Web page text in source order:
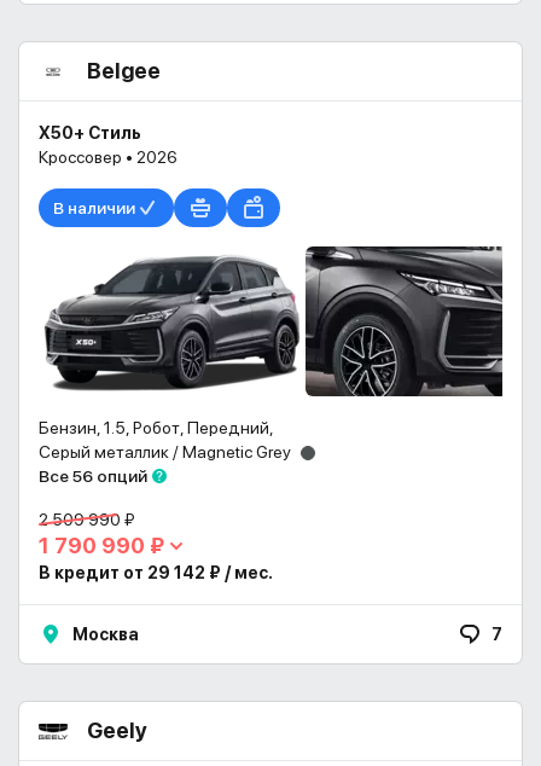
Belgee
X50+ Стиль
Кроссовер • 2026
В наличии
Бензин, 1.5, Робот, Передний,
Серый металлик / Magnetic Grey
Все 56 опций
2 509 990 ₽
1 790 990 ₽
В кредит от 29 142 ₽ / мес.
Москва 7
Geely